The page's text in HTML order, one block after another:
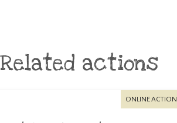
Related actions
ONLINE ACTION